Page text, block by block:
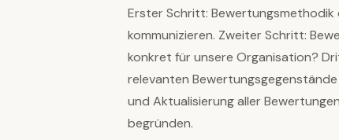
Erster Schritt:
kommunizieren. Zweiter Schritt:
konkret für unsere Organisation?
relevanten
und Aktualisierung aller
begründen.